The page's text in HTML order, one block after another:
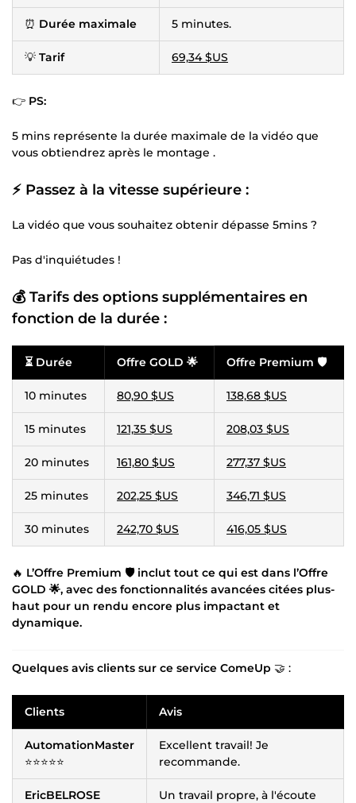
⏰ Durée maximale 5 minutes.
💡 Tarif 69,34 $US
👉 PS:
5 mins représente la durée maximale de la vidéo que
vous obtiendrez après le montage .
⚡ Passez à la vitesse supérieure :
La vidéo que vous souhaitez obtenir dépasse 5mins ?
Pas d'inquiétudes !
💰 Tarifs des options supplémentaires en
fonction de la durée :
⏳ Durée Offre GOLD 🌟 Offre Premium 🛡️
10 minutes 80,90 $US 138,68 $US
15 minutes 121,35 $US 208,03 $US
20 minutes 161,80 $US 277,37 $US
25 minutes 202,25 $US 346,71 $US
30 minutes 242,70 $US 416,05 $US
🔥 L’Offre Premium 🛡️ inclut tout ce qui est dans l’Offre
GOLD 🌟, avec des fonctionnalités avancées citées plus-
haut pour un rendu encore plus impactant et
dynamique.
Quelques avis clients sur ce service ComeUp 🤝 :
Clients Avis
AutomationMaster
⭐⭐⭐⭐⭐
Excellent travail! Je
recommande.
EricBELROSE
Un travail propre, à l'écoute